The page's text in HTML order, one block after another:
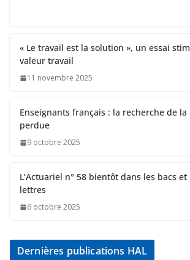
« Le travail est la solution », un essai
valeur travail
11 novembre 2025
Enseignants français : la recherche de
perdue
9 octobre 2025
L’Actuariel n° 58 bientôt dans les bacs
lettres
6 octobre 2025
Dernières publications HAL